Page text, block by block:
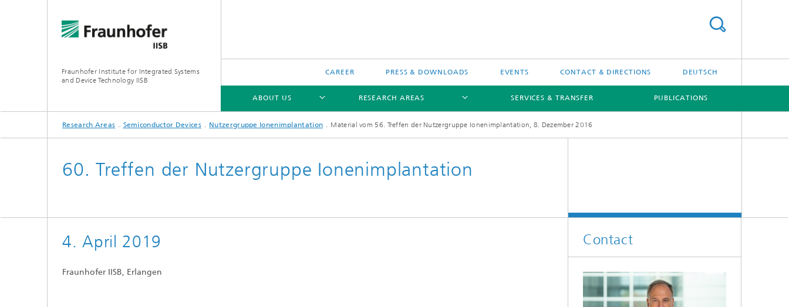
Fraunhofer Institute for Integrated Systems
and Device Technology IISB
CAREER PRESS & DOWNLOADS EVENTS CONTACT & DIRECTIONS DEUTSCH
ABOUT US
ABOUT US
RESEARCH AREAS
RESEARCH AREAS
SERVICES & TRANSFER PUBLICATIONS
Research Areas Semiconductor Devices Nutzergruppe Ionenimplantation Material vom 56. Treffen der Nutzergruppe Ionenimplantation, 8. Dezember 2016
60. Treffen der Nutzergruppe Ionenimplantation
4. April 2019
Fraunhofer IISB, Erlangen
Contact